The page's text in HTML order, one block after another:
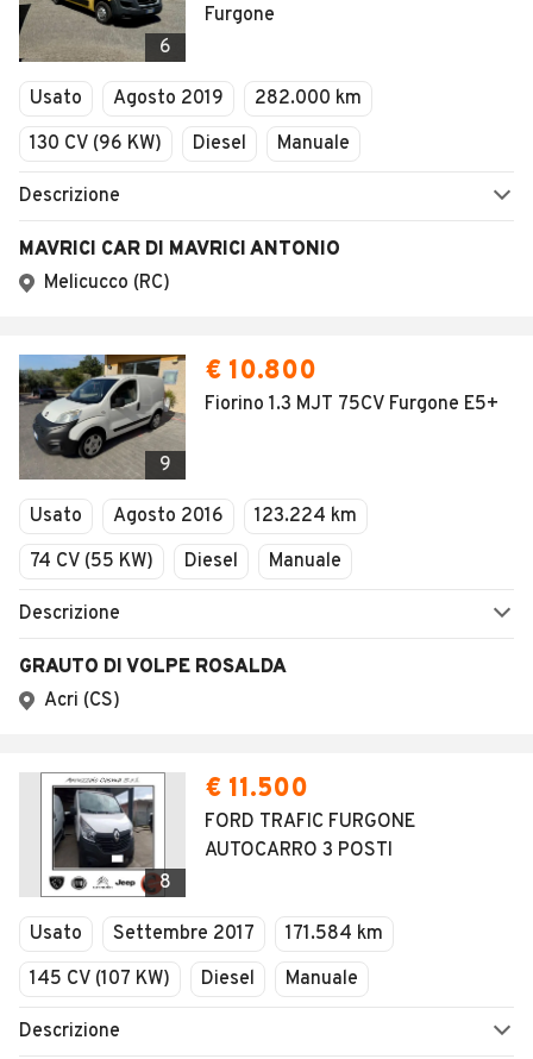
6
Furgone
Usato Agosto 2019
282.000 km
130 CV (96 KW)
Diesel Manuale
Descrizione
MAVRICI CAR DI MAVRICI ANTONIO
Melicucco (RC)
9
€ 10.800
Fiorino 1.3 MJT 75CV Furgone E5+
Usato Agosto 2016
123.224 km
74 CV (55 KW)
Diesel Manuale
Descrizione
GRAUTO DI VOLPE ROSALDA
Acri (CS)
8
€ 11.500
FORD TRAFIC FURGONE
AUTOCARRO 3 POSTI
Usato Settembre 2017
171.584 km
145 CV (107 KW)
Diesel Manuale
Descrizione